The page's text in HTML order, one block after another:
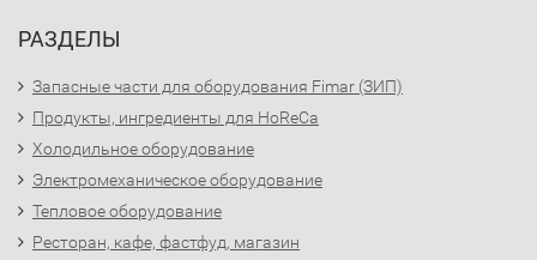
РАЗДЕЛЫ
Запасные части для оборудования Fimar (ЗИП)
Продукты, ингредиенты для HoReCa
Холодильное оборудование
Электромеханическое оборудование
Тепловое оборудование
Ресторан, кафе, фастфуд, магазин